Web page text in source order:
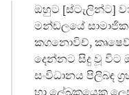
ඔහුට [ස්ටැලින්ට]
මන්ඩලයේ
කගනොවිච්,
දෙන්නට සිදු වූ විට
සංවිධානය පිලිබඳ
හා ලේඛකයෙකු